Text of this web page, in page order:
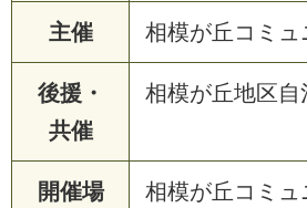
主催 相模が丘コミ
後援・
共催
相模が丘地区自
開催場 相模が丘コミュ